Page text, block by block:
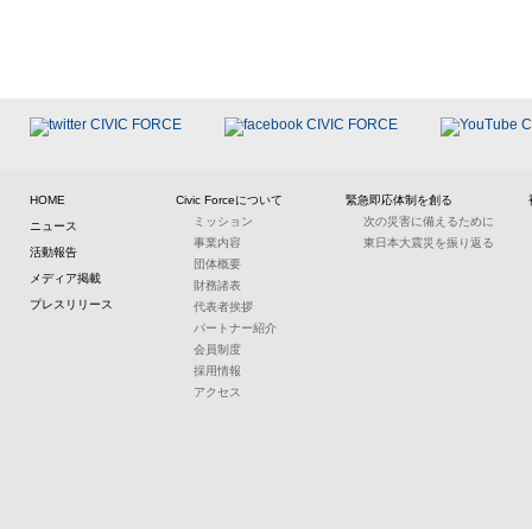
HOME
ニュース
活動報告
メディア掲載
プレスリリース
Civic Forceについて
ミッション
事業内容
団体概要
財務諸表
代表者挨拶
パートナー紹介
会員制度
採用情報
アクセス
緊急即応体制を創る
次の災害に備えるために
東日本大震災を振り返る